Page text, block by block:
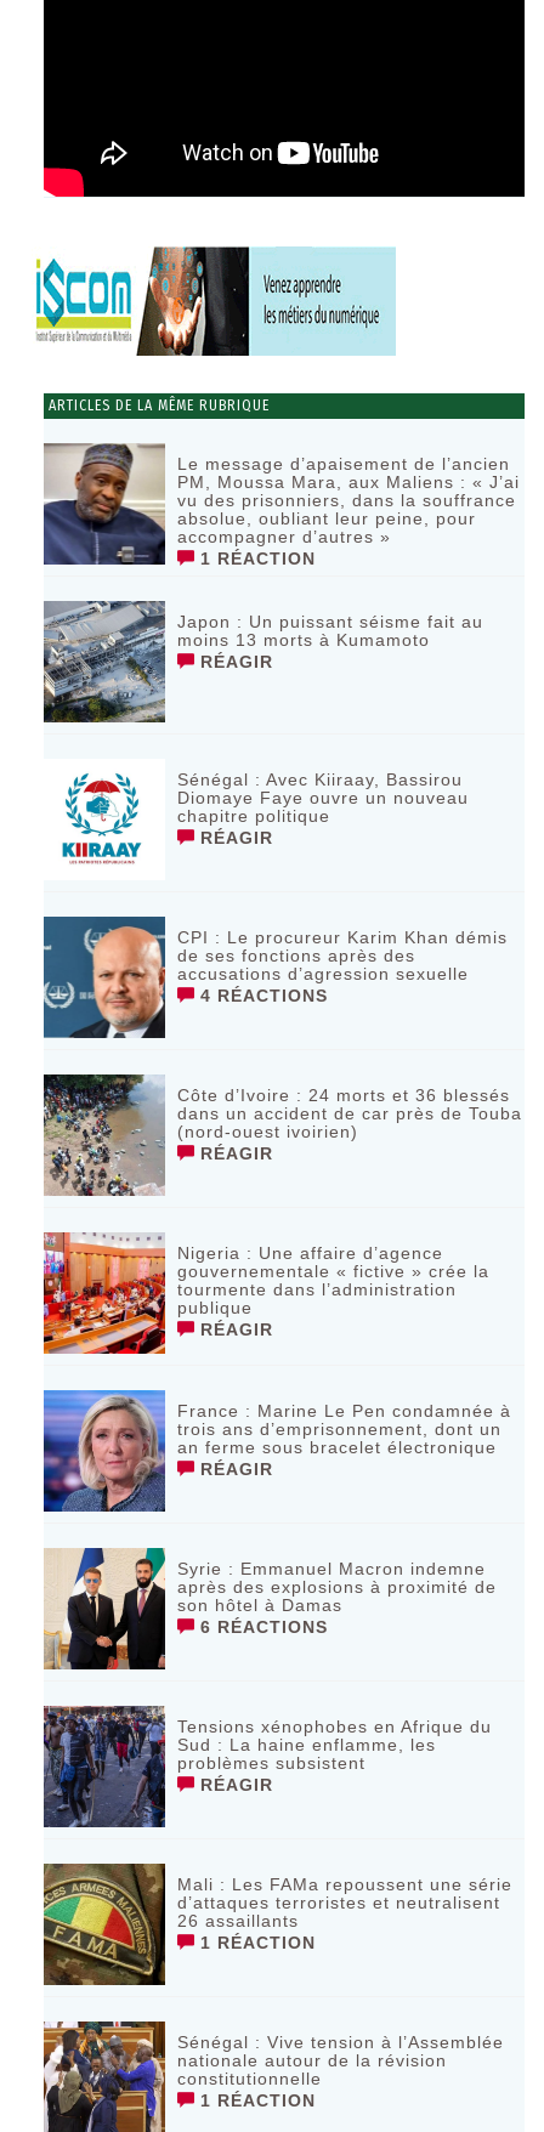
ARTICLES DE LA MÊME RUBRIQUE
Le message d’apaisement de l’ancien
PM, Moussa Mara, aux Maliens : « J’ai
vu des prisonniers, dans la souffrance
absolue, oubliant leur peine, pour
accompagner d’autres »
1 RÉACTION
‎Japon : Un puissant séisme fait au
moins 13 morts à Kumamoto ‎
RÉAGIR
Sénégal : Avec Kiiraay, Bassirou
Diomaye Faye ouvre un nouveau
chapitre politique
RÉAGIR
CPI : Le procureur Karim Khan démis
de ses fonctions après des
accusations d’agression sexuelle
4 RÉACTIONS
Côte d’Ivoire : 24 morts et 36 blessés
dans un accident de car près de Touba
(nord-ouest ivoirien)
RÉAGIR
Nigeria : Une affaire d’agence
gouvernementale « fictive » crée la
tourmente dans l’administration
publique
RÉAGIR
France : Marine Le Pen condamnée à
trois ans d’emprisonnement, dont un
an ferme sous bracelet électronique
RÉAGIR
Syrie : Emmanuel Macron indemne
après des explosions à proximité de
son hôtel à Damas
6 RÉACTIONS
Tensions xénophobes en Afrique du
Sud : La haine enflamme, les
problèmes subsistent
RÉAGIR
Mali : Les FAMa repoussent une série
d’attaques terroristes et neutralisent
26 assaillants
1 RÉACTION
Sénégal : Vive tension à l’Assemblée
nationale autour de la révision
constitutionnelle
1 RÉACTION